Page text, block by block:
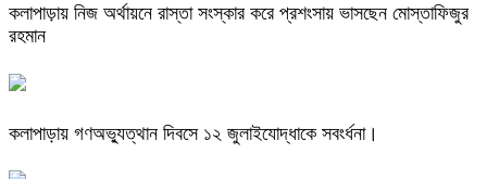
কলাপাড়ায় নিজ অর্থায়নে রাস্তা সংস্কার করে প্রশংসায় ভাসছেন মোস্তাফিজুর
রহমান
কলাপাড়ায় গণঅভ্যুত্থান দিবসে ১২ জুলাইযোদ্ধাকে সবংর্ধনা।